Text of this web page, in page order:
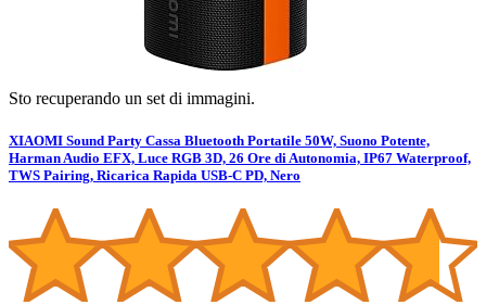
Sto recuperando un set di immagini.
XIAOMI Sound Party Cassa Bluetooth Portatile 50W, Suono Potente,
Harman Audio EFX, Luce RGB 3D, 26 Ore di Autonomia, IP67 Waterproof,
TWS Pairing, Ricarica Rapida USB-C PD, Nero